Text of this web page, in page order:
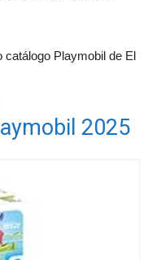
Playmobil de El
2025